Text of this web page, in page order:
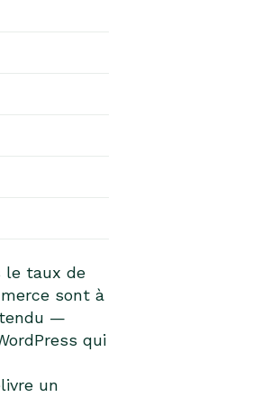
le taux de
sont à
—
qui
un